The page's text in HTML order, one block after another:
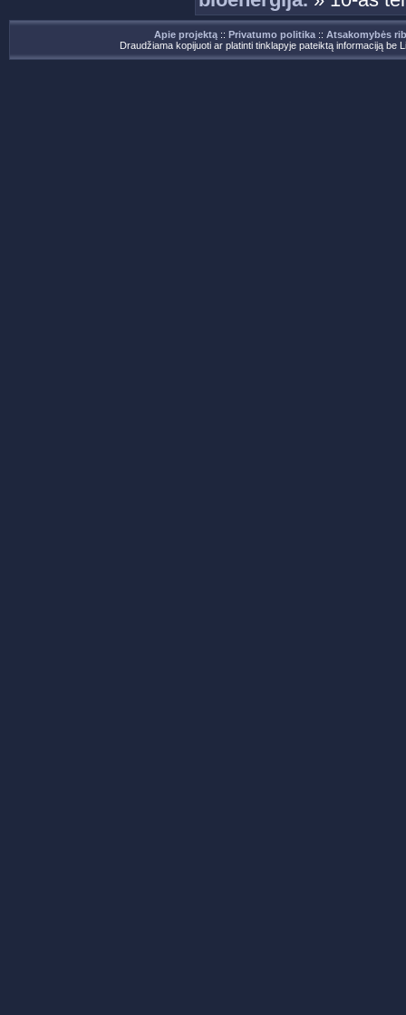
Apie projektą :: Privatumo politika :: Atsakomybės
Draudžiama kopijuoti ar platinti tinklapyje pateiktą informaciją be